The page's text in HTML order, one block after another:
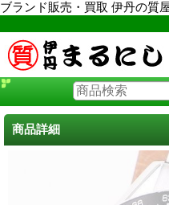
ブランド販売・買取 伊丹の質
商品詳細